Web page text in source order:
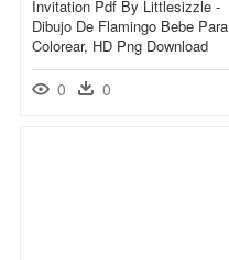
Invitation Pdf By Littlesizzle -
Dibujo De Flamingo Bebe Para
Colorear, HD Png Download
0 0